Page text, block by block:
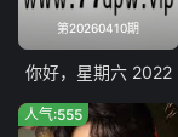
第20260410期
你好，星期六 2022
人气:555